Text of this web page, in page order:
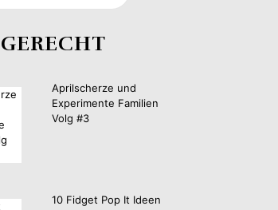
Aprilscherze und
Experimente Familien
Volg #3
10 Fidget Pop It Ideen